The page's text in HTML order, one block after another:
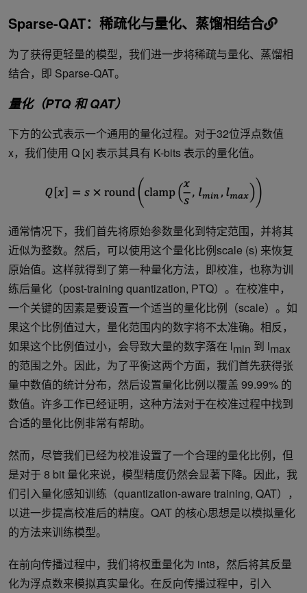
Sparse-QAT：稀疏化与量化、蒸馏相结合
为了获得更轻量的模型，我们进一步将稀疏与量化、蒸馏相
结合，即 Sparse-QAT。
量化（PTQ 和 QAT）
下方的公式表示一个通用的量化过程。对于32位浮点数值
x，我们使用 Q [x] 表示其具有 K-bits 表示的量化值。
通常情况下，我们首先将原始参数量化到特定范围，并将其
近似为整数。然后，可以使用这个量化比例scale (s) 来恢复
原始值。这样就得到了第一种量化方法，即校准，也称为训
练后量化（post-training quantization, PTQ）。在校准中，
一个关键的因素是要设置一个适当的量化比例（scale）。如
果这个比例值过大，量化范围内的数字将不太准确。相反，
如果这个比例值过小，会导致大量的数字落在 lmin 到 lmax
的范围之外。因此，为了平衡这两个方面，我们首先获得张
量中数值的统计分布，然后设置量化比例以覆盖 99.99% 的
数值。许多工作已经证明，这种方法对于在校准过程中找到
合适的量化比例非常有帮助。
然而，尽管我们已经为校准设置了一个合理的量化比例，但
是对于 8 bit 量化来说，模型精度仍然会显著下降。因此，我
们引入量化感知训练（quantization-aware training, QAT），
以进一步提高校准后的精度。QAT 的核心思想是以模拟量化
的方法来训练模型。
在前向传播过程中，我们将权重量化为 int8，然后将其反量
化为浮点数来模拟真实量化。在反向传播过程中，引入